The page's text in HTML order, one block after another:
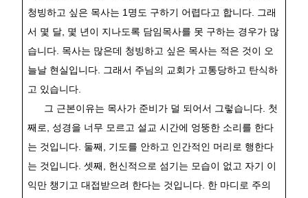
청빙하고 싶은 목사는 1 명도 구하기 어렵다고 합니다.
그래
서 몇 달, 몇 년이 지나도록 담임목사를 못 구하는 경우가 많
습니다. 목사는 많은데 청빙하고 싶은 목사는 적은 것이 오
늘날 현실입니다.
그래서 주님의 교회가 고통당하고 탄식하
고 있습니다.
그 근본이유는 목사가 준비가 덜 되어서 그렇습니다. 첫
째로
성경을 너무 모르고 설교 시간에 엉뚱한 소리를 한다
는 것입니다. 둘째
기도를 안하고 인간적인 머리로 행한다
는 것입니다. 셋째
헌신적으로 섬기는 모습이 없고 자기 이
익만 챙기고 대접받으려 한다는 것입니다. 한 마디로 주의